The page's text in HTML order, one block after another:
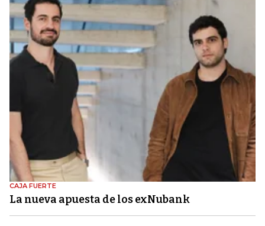
CAJA FUERTE
La nueva apuesta de los exNubank